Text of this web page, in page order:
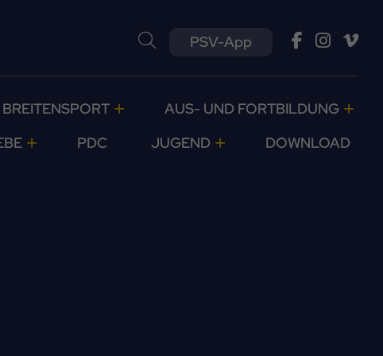
PSV-App
BREITENSPORT
AUS- UND FORTBILDUNG
PDC JUGEND DOWNLOAD